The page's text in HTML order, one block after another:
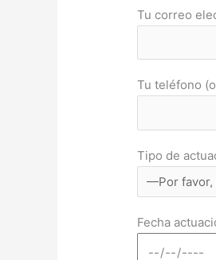
Tu correo
Tu teléfono
Tipo de
Fecha